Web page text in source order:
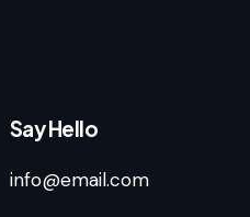
Say Hello
info@email.com